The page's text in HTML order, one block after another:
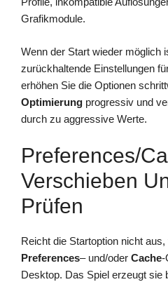
Grafikmodule.
Wenn der Start wieder möglich
zurückhaltende Einstellungen
erhöhen Sie die Optionen
Optimierung progressiv und
durch zu aggressive Werte.
Preferences/
Verschieben
Prüfen
Reicht die Startoption nicht
Preferences– und/oder Cache-
Desktop. Das Spiel erzeugt sie